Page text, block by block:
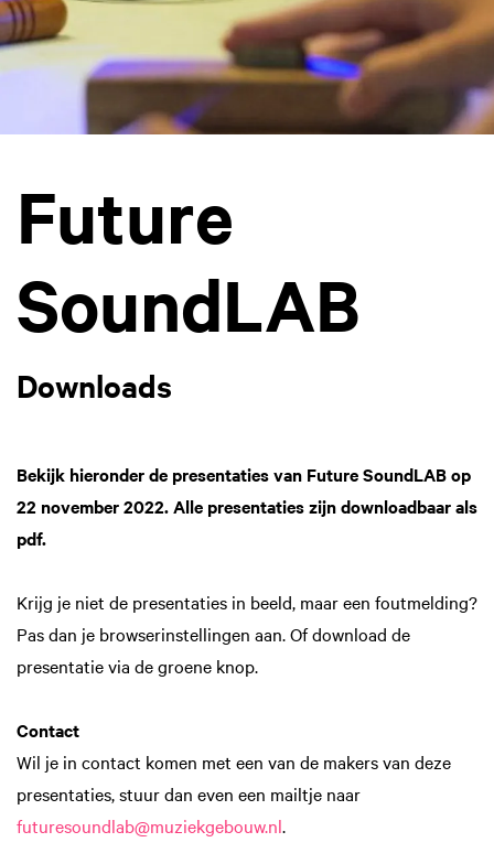
Future
SoundLAB
Downloads
Bekijk hieronder de presentaties van Future SoundLAB op
22 november 2022. Alle presentaties zijn downloadbaar als
pdf.
Krijg je niet de presentaties in beeld, maar een foutmelding?
Pas dan je browserinstellingen aan. Of download de
presentatie via de groene knop.
Contact
Wil je in contact komen met een van de makers van deze
presentaties, stuur dan even een mailtje naar
futuresoundlab@muziekgebouw.nl.